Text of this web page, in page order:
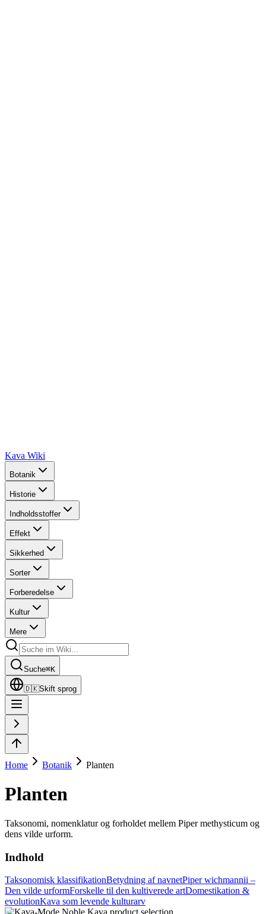
Kava Wiki
Botanik
Historie
Indholdsstoffer
Effekt
Sikkerhed
Sorter
Forberedelse
Kultur
Mere
Suche⌘K
🇩🇰Skift sprog
Home Botanik Planten
Planten
Taksonomi, nomenklatur og forholdet mellem Piper methysticum og
dens vilde urform.
Indhold
Taksonomisk klassifikationBetydning af navnetPiper wichmannii –
Den vilde urformForskelle til den kultiverede artDomestikation &
evolutionKava som levende kulturarv